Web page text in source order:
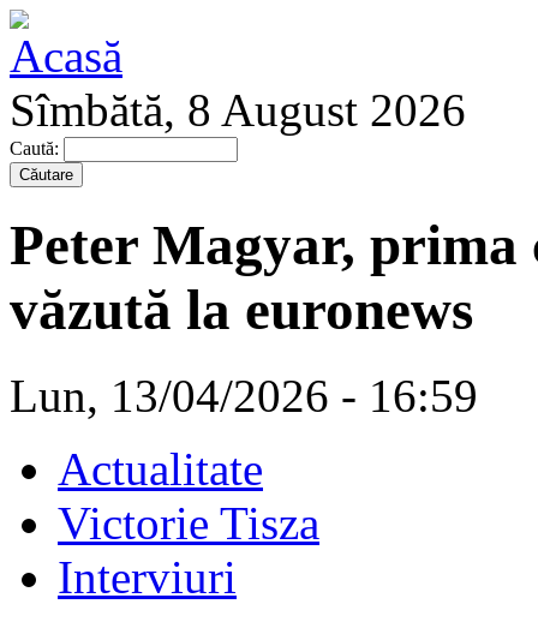
Sîmbătă, 8 August 2026
Caută:
Peter Magyar, prima
văzută la euronews
Lun, 13/04/2026 - 16:59
Actualitate
Victorie Tisza
Interviuri